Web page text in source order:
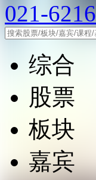
021-
综合
股票
板块
嘉宾